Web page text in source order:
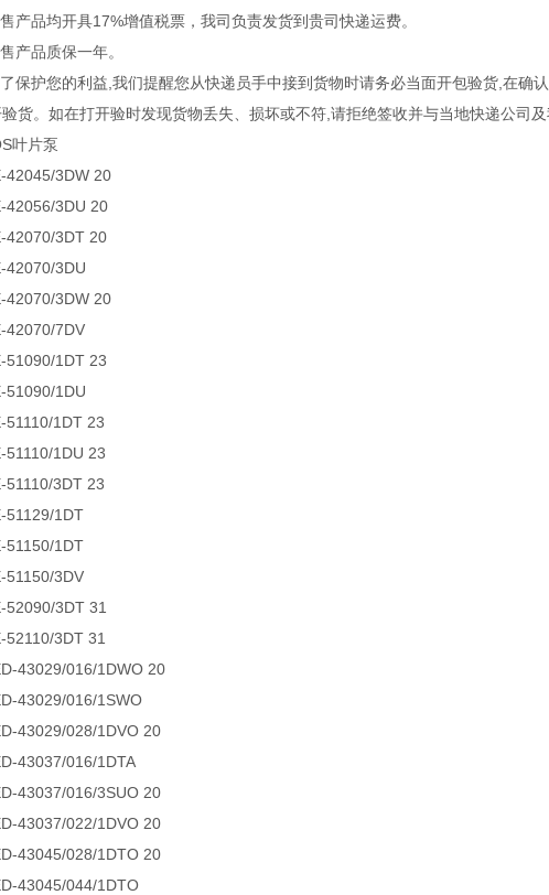
产品均开具17%增值税票，我司负责发货到贵司快递运费。
产品质保一年。
保护您的利益,我们提醒您从快递员手中接到货物时请务必当面开包验货,在确
货。如在打开验时发现货物丢失、损坏或不符,请拒绝签收并与当地快递公司
叶片泵
42045/3DW 20
42056/3DU 20
42070/3DT 20
42070/3DU
42070/3DW 20
42070/7DV
51090/1DT 23
51090/1DU
51110/1DT 23
51110/1DU 23
51110/3DT 23
51129/1DT
51150/1DT
51150/3DV
52090/3DT 31
52110/3DT 31
43029/016/1DWO 20
43029/016/1SWO
43029/028/1DVO 20
43037/016/1DTA
43037/016/3SUO 20
43037/022/1DVO 20
43045/028/1DTO 20
43045/044/1DTO